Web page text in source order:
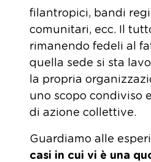
filantropici, bandi
comunitari, ecc. Il
rimanendo fedeli al
quella sede si sta
la propria
uno scopo condiviso
di azione collettive.
Guardiamo alle
casi in cui vi è una